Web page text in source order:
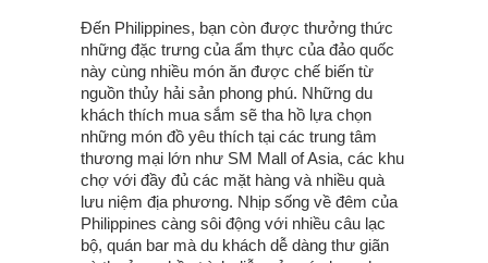
Đến Philippines, bạn còn được thưởng thức
những đặc trưng của ẩm thực của đảo quốc
này cùng nhiều món ăn được chế biến từ
nguồn thủy hải sản phong phú. Những du
khách thích mua sắm sẽ tha hồ lựa chọn
những món đồ yêu thích tại các trung tâm
thương mại lớn như SM Mall of Asia, các khu
chợ với đầy đủ các mặt hàng và nhiều quà
lưu niệm địa phương. Nhịp sống về đêm của
Philippines càng sôi động với nhiều câu lạc
bộ, quán bar mà du khách dễ dàng thư giãn